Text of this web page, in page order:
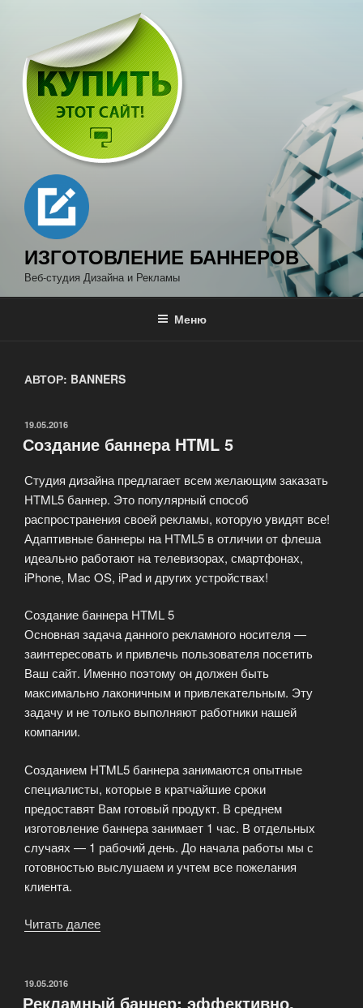
содержимому
ИЗГОТОВЛЕНИЕ БАННЕРОВ
Веб-студия Дизайна и Рекламы
Меню
АВТОР: BANNERS
ОПУБЛИКОВАНО
19.05.2016
Создание баннера HTML 5
Студия дизайна предлагает всем желающим заказать
HTML5 баннер. Это популярный способ
распространения своей рекламы, которую увидят все!
Адаптивные баннеры на HTML5 в отличии от флеша
идеально работают на телевизорах, смартфонах,
iPhone, Mac OS, iPad и других устройствах!
Создание баннера HTML 5
Основная задача данного рекламного носителя —
заинтересовать и привлечь пользователя посетить
Ваш сайт. Именно поэтому он должен быть
максимально лаконичным и привлекательным. Эту
задачу и не только выполняют работники нашей
компании.
Созданием HTML5 баннера занимаются опытные
специалисты, которые в кратчайшие сроки
предоставят Вам готовый продукт. В среднем
изготовление баннера занимает 1 час. В отдельных
случаях — 1 рабочий день. До начала работы мы с
готовностью выслушаем и учтем все пожелания
клиента.
Читать далее
ОПУБЛИКОВАНО
19.05.2016
Рекламный баннер: эффективно,